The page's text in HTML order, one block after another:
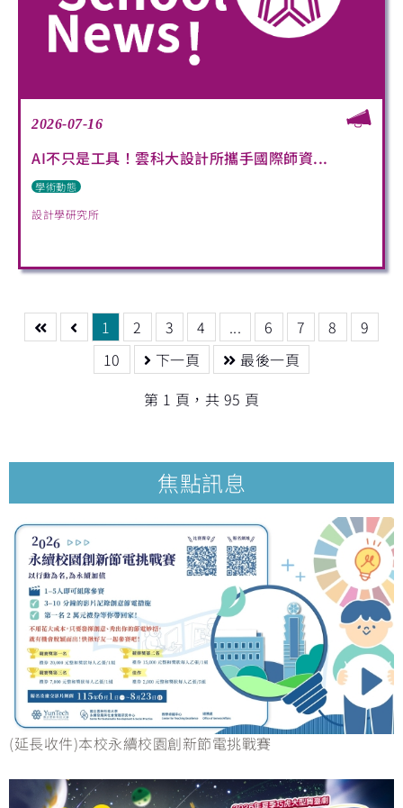
2026-07-16
AI不只是工具！雲科大設計所攜手國際師資...
學術動態
設計學研究所
1 2 3 4 ... 6 7 8
9
10
下一頁
最後一頁
第 1 頁，共 95 頁
焦點訊息
(延長收件)本校永續校園創新節電挑戰賽